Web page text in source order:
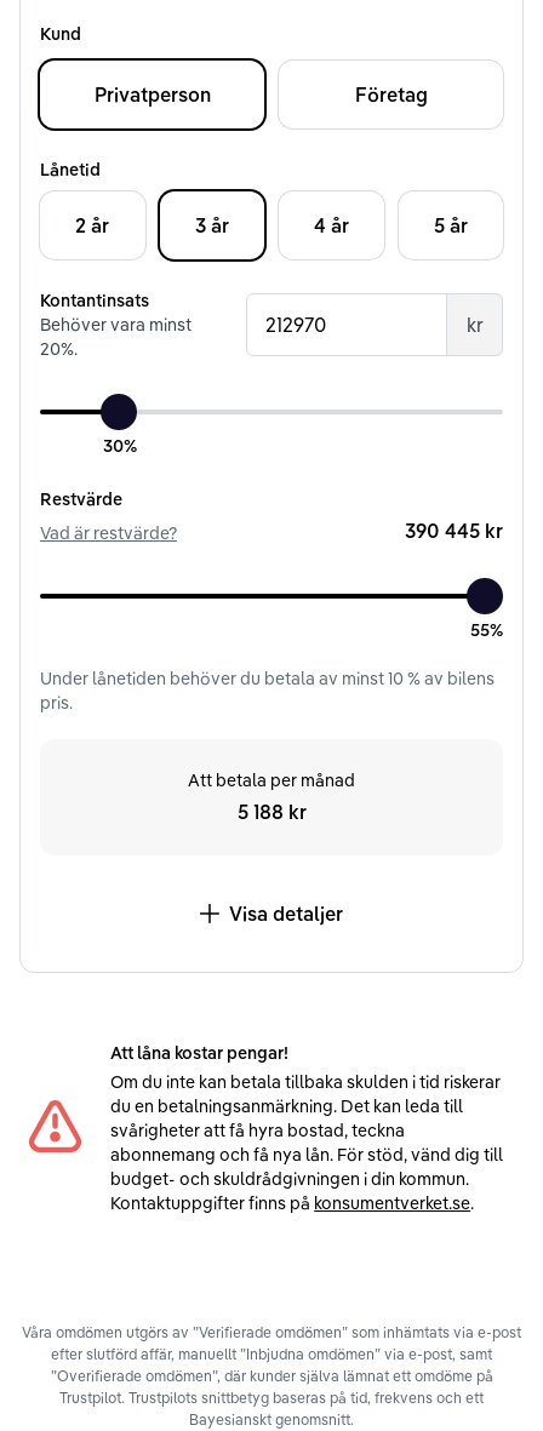
Kund
Privatperson Företag
Lånetid
2 år 3 år 4 år 5 år
Kontantinsats
Behöver vara minst
20%.
kr
30%
Restvärde
Vad är restvärde?
390 445 kr
55%
Under lånetiden behöver du betala av minst10% av bilens
pris.
Att betala per månad
5 188 kr
Visa detaljer
Att låna kostar pengar!
Om du inte kan betala tillbaka skulden i tid riskerar
du en betalningsanmärkning. Det kan leda till
svårigheter att få hyra bostad, teckna
abonnemang och få nya lån. För stöd, vänd dig till
budget- och skuldrådgivningen i din kommun.
Kontaktuppgifter finns på konsumentverket.se.
Våra omdömen utgörs av ”Verifierade omdömen” som inhämtats via e-post
efter slutförd affär, manuellt ”Inbjudna omdömen” via e-post, samt
”Overifierade omdömen”, där kunder själva lämnat ett omdöme på
Trustpilot. Trustpilots snittbetyg baseras på tid, frekvens och ett
Bayesianskt genomsnitt.